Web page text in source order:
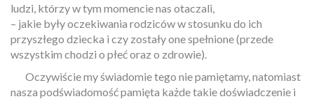
ludzi, którzy w tym momencie nas otaczali,
– jakie były oczekiwania rodziców w stosunku do ich
przyszłego dziecka i czy zostały one spełnione (przede
wszystkim chodzi o płeć oraz o zdrowie).
Oczywiście my świadomie tego nie pamiętamy, natomiast
nasza podświadomość pamięta każde takie doświadczenie i